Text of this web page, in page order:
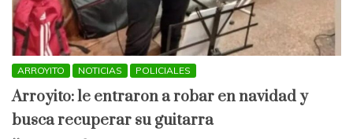
ARROYITO NOTICIAS POLICIALES
Arroyito: le entraron a robar en navidad y
busca recuperar su guitarra